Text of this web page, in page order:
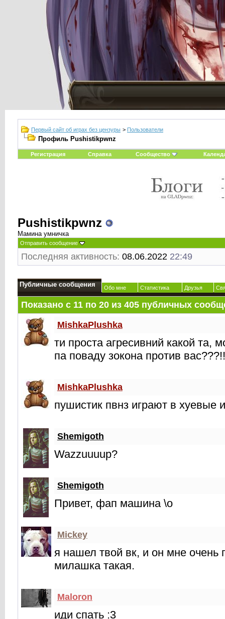
Первый сайт об играх без цензуры > Пользователи
Профиль Pushistikpwnz
Регистрация Справка Сообщество
Pushistikpwnz
Мамина умничка
Отправить сообщение
Последняя активность: 08.06.2022 22:49
Публичные сообщения Обо мне Статистика Друзья
Показано с 11 по 20из 405публичных
MishkaPlushka
ти проста агресивний какой та,
па поваду зокона против
MishkaPlushka
пушистик пвнз играют в хуевые
Shemigoth
Wazzuuuup?
Shemigoth
Привет, фап машина \o
Mickey
я нашел твой вк, и он мне очень
милашка такая.
Maloron
иди спать :3